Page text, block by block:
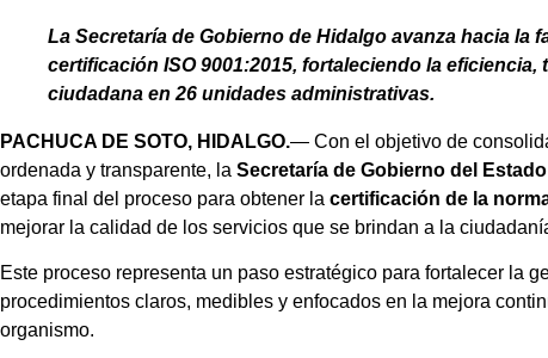
La Secretaría de Gobierno de Hidalgo avanza hacia la
certificación ISO 9001:2015, fortaleciendo la
ciudadana en 26 unidades administrativas.
PACHUCA DE SOTO, HIDALGO.— Con el objetivo de
ordenada y transparente, la Secretaría de Gobierno del
etapa final del proceso para obtener la certificación de la
mejorar la calidad de los servicios que se brindan a la
Este proceso representa un paso estratégico para fortalecer la
procedimientos claros, medibles y enfocados en la mejora
organismo.